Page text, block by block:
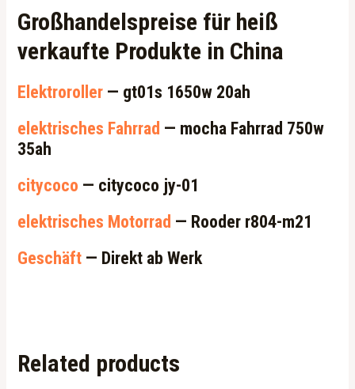
Großhandelspreise für heiß
verkaufte Produkte in China
Elektroroller — gt01s 1650w 20ah
elektrisches Fahrrad — mocha Fahrrad 750w
35ah
citycoco — citycoco jy-01
elektrisches Motorrad — Rooder r804-m21
Geschäft — Direkt ab Werk
Related products